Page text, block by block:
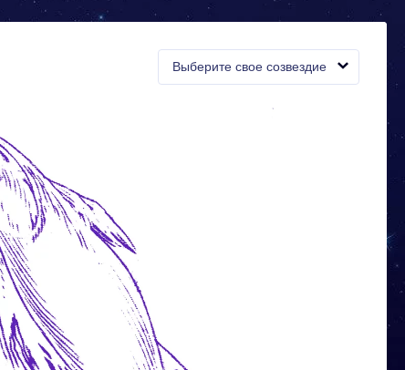
Выберите свое созвездие